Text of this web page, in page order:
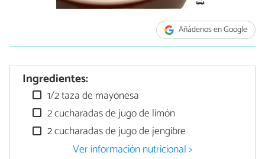
Añádenos en Google
Ingredientes:
1/2 taza de mayonesa
2 cucharadas de jugo de limón
2 cucharadas de jugo de jengibre
Ver información nutricional >